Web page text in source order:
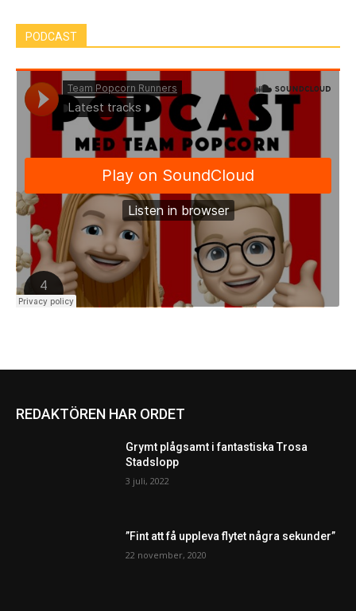
PODCAST
REDAKTÖREN HAR ORDET
Grymt plågsamt i fantastiska Trosa
Stadslopp
3 juli, 2022
”Fint att få uppleva flytet några sekunder”
22 november, 2020